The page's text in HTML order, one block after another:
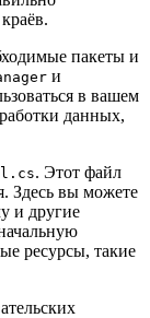
пакеты и
и
в вашем
данных,
. Этот файл
Здесь вы можете
и другие
ресурсы, такие